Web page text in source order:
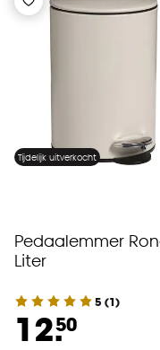
Tijdelijk uitverkocht
Pedaalemmer
Liter
5 (1)
12.50